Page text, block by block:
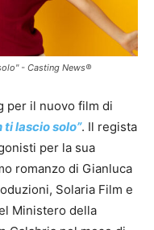
- Casting News®
per il nuovo film di
ti lascio solo”. Il regista
per la sua
romanzo di Gianluca
Solaria Film e
Ministero della